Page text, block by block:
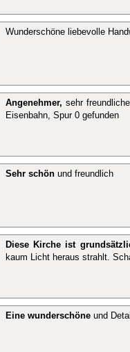
Wunderschöne liebevolle
Angenehmer, sehr
Eisenbahn, Spur 0 gefunden
Sehr schön und freundlich
Diese Kirche ist
kaum Licht heraus strahlt.
Eine wunderschöne und